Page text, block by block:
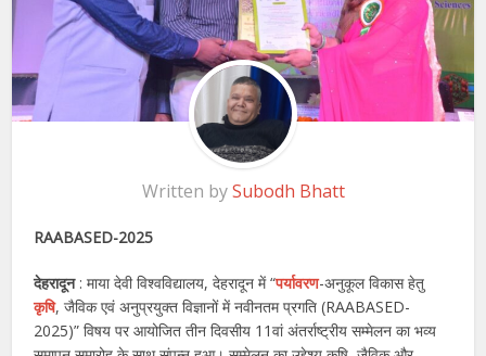
Written bySubodh Bhatt
RAABASED-2025
देहरादून : माया देवी विश्वविद्यालय, देहरादून में “पर्यावरण-अनुकूल विकास हेतु
कृषि, जैविक एवं अनुप्रयुक्त विज्ञानों में नवीनतम प्रगति (RAABASED-
2025)” विषय पर आयोजित तीन दिवसीय 11वां अंतर्राष्ट्रीय सम्मेलन का भव्य